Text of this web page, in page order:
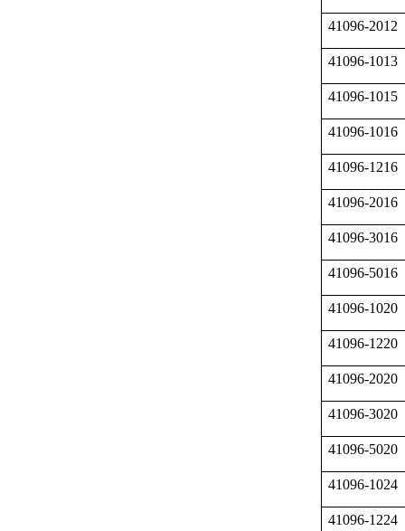
41096-2012
41096-1013
41096-1015
41096-1016
41096-1216
41096-2016
41096-3016
41096-5016
41096-1020
41096-1220
41096-2020
41096-3020
41096-5020
41096-1024
41096-1224